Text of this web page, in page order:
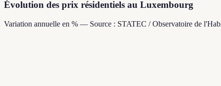
Évolution des prix résidentiels au Luxembourg
Variation annuelle en % — Source : STATEC / Observatoire de